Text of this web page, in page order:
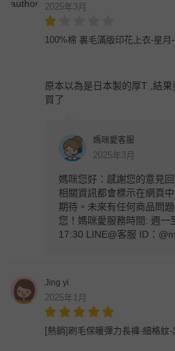
2025年3月
100%棉 裏毛滿版印花上衣-星月
原本以為是日本製的厚T ,結
買了
媽咪愛客服
2025年3月
媽咪您好：感謝您的意見
相關資訊都會標示在網頁
期待。未來有任何商品問
您！媽咪愛服務時間: 週
17:30 LINE@客服 ID：
Jing yi
2025年1月
[熱銷]刷毛保暖彈力長褲-細格紋-